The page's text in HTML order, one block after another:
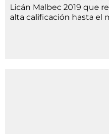
Licán Malbec 2019 que
alta calificación hasta el